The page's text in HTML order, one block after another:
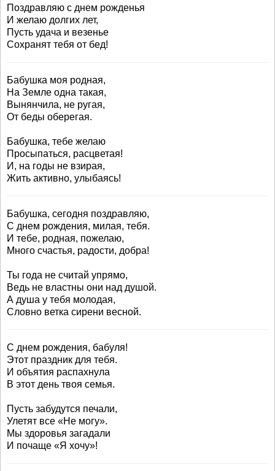
Поздравляю с днем рожденья
И желаю долгих лет,
Пусть удача и везенье
Сохранят тебя от бед!
Бабушка моя родная,
На Земле одна такая,
Вынянчила, не ругая,
От беды оберегая.
Бабушка, тебе желаю
Просыпаться, расцветая!
И, на годы не взирая,
Жить активно, улыбаясь!
Бабушка, сегодня поздравляю,
С днем рождения, милая, тебя.
И тебе, родная, пожелаю,
Много счастья, радости, добра!
Ты года не считай упрямо,
Ведь не властны они над душой.
А душа у тебя молодая,
Словно ветка сирени весной.
С днем рождения, бабуля!
Этот праздник для тебя.
И объятия распахнула
В этот день твоя семья.
Пусть забудутся печали,
Улетят все «Не могу».
Мы здоровья загадали
И почаще «Я хочу»!